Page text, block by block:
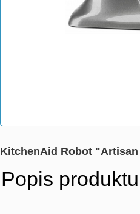
KitchenAid Robot "Artisan
Popis produktu